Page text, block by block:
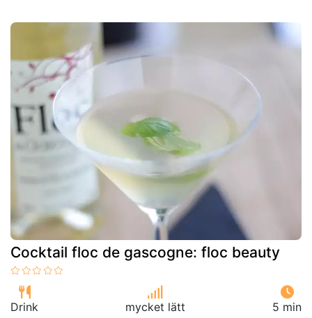
Cocktail floc de gascogne: floc beauty
Drink mycket lätt 5 min